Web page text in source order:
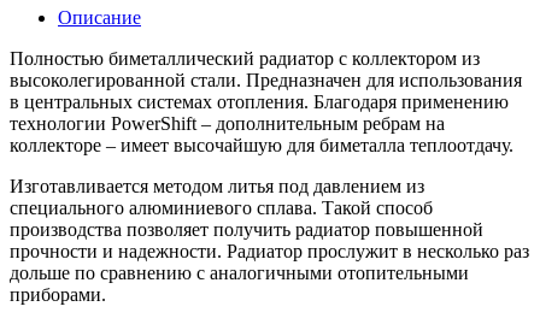
Описание
Полностью биметаллический радиатор с коллектором из
высоколегированной стали. Предназначен для использования
в центральных системах отопления. Благодаря применению
технологии PowerShift – дополнительным ребрам на
коллекторе – имеет высочайшую для биметалла теплоотдачу.
Изготавливается методом литья под давлением из
специального алюминиевого сплава. Такой способ
производства позволяет получить радиатор повышенной
прочности и надежности. Радиатор прослужит в несколько раз
дольше по сравнению с аналогичными отопительными
приборами.